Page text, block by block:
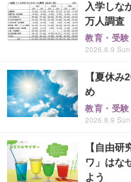
入学しな
万人調査
教育・受験
2026.8.9
【夏休
め
教育・受験
2026.8.9
【自由
ワ」はな
よう